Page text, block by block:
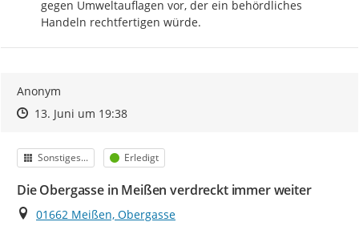
gegen Umweltauflagen vor, der ein behördliches
Handeln rechtfertigen würde.
Anonym
Zeitpunkt des Erstellens
Zeitpunkt des Erstellens
13. Juni um 19:38Zur Äußerung
Kategorie
Sonstiges... Status
Erledigt
Die Obergasse in Meißen verdreckt immer weiter
Ort
01662 Meißen, Obergasse